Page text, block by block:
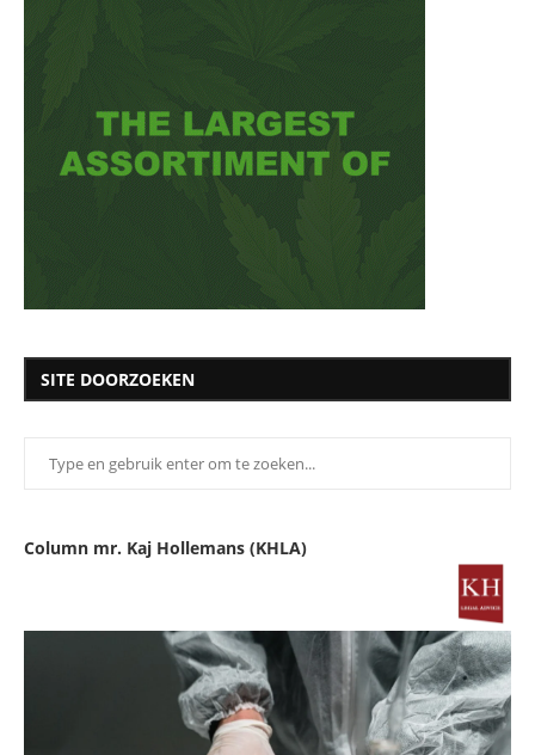
SITE DOORZOEKEN
Column mr. Kaj Hollemans (KHLA)